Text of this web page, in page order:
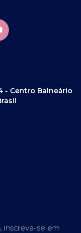
- Centro Balneário
inscreva-se em